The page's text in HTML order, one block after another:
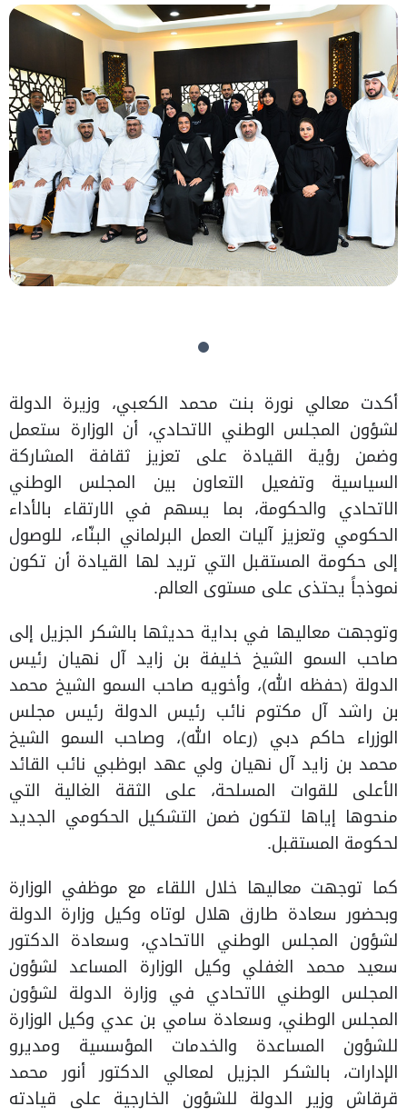
أكدت معالي نورة بنت محمد الكعبي، وزيرة الدولة
لشؤون المجلس الوطني الاتحادي، أن الوزارة ستعمل
وضمن رؤية القيادة على تعزيز ثقافة المشاركة
السياسية وتفعيل التعاون بين المجلس الوطني
الاتحادي والحكومة، بما يسهم في الارتقاء بالأداء
الحكومي وتعزيز آليات العمل البرلماني البنّاء، للوصول
إلى حكومة المستقبل التي تريد لها القيادة أن تكون
نموذجاً يحتذى على مستوى العالم.
وتوجهت معاليها في بداية حديثها بالشكر الجزيل إلى
صاحب السمو الشيخ خليفة بن زايد آل نهيان رئيس
الدولة (حفظه الله)، وأخويه صاحب السمو الشيخ محمد
بن راشد آل مكتوم نائب رئيس الدولة رئيس مجلس
الوزراء حاكم دبي (رعاه الله)، وصاحب السمو الشيخ
محمد بن زايد آل نهيان ولي عهد ابوظبي نائب القائد
الأعلى للقوات المسلحة، على الثقة الغالية التي
منحوها إياها لتكون ضمن التشكيل الحكومي الجديد
لحكومة المستقبل.
كما توجهت معاليها خلال اللقاء مع موظفي الوزارة
وبحضور سعادة طارق هلال لوتاه وكيل وزارة الدولة
لشؤون المجلس الوطني الاتحادي، وسعادة الدكتور
سعيد محمد الغفلي وكيل الوزارة المساعد لشؤون
المجلس الوطني الاتحادي في وزارة الدولة لشؤون
المجلس الوطني، وسعادة سامي بن عدي وكيل الوزارة
للشؤون المساعدة والخدمات المؤسسية ومديرو
الإدارات، بالشكر الجزيل لمعالي الدكتور أنور محمد
قرقاش وزير الدولة للشؤون الخارجية على قيادته